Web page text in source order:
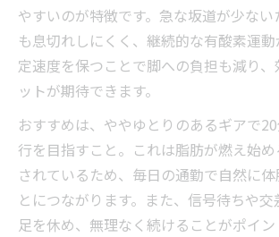
れ方
時短しながらダイエットも叶
群馬県で習慣化しやすい自転車通
生活リズムに合わせた通勤計
三日坊主を防ぐ習慣化のコツ
継続しやすい工夫で自転車通
最初の1ヶ月を乗り切るための
やすいのが特徴です。急な坂道が少ない
も息切れしにくく、継続的な有酸素運
定速度を保つことで脚への負担も減り
ットが期待できます。
おすすめは、ややゆとりのあるギアで
行を目指すこと。これは脂肪が燃え始
されているため、毎日の通勤で自然に
とにつながります。また、信号待ちや
足を休め、無理なく続けることがポイン